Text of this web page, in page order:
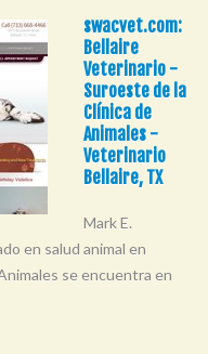
swacvet.com:
Bellaire
Veterinario -
Suroeste de la
Clínica de
Animales -
Veterinario
Bellaire, TX
Mark E.
en salud animal en
se encuentra en